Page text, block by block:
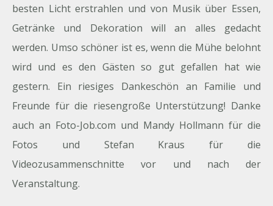
besten Licht erstrahlen und von Musik über Essen,
Getränke und Dekoration will an alles gedacht
werden. Umso schöner ist es, wenn die Mühe belohnt
wird und es den Gästen so gut gefallen hat wie
gestern. Ein riesiges Dankeschön an Familie und
Freunde für die riesengroße Unterstützung! Danke
auch an Foto-Job.com und Mandy Hollmann für die
Fotos und Stefan Kraus für die
Videozusammenschnitte vor und nach der
Veranstaltung.